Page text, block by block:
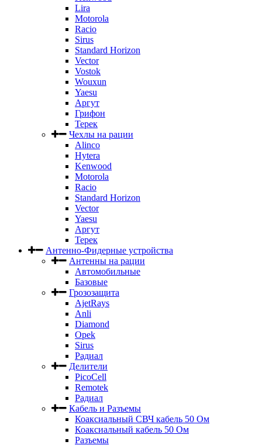
Lira
Motorola
Racio
Sirus
Standard Horizon
Vector
Vostok
Wouxun
Yaesu
Аргут
Грифон
Терек
Чехлы на рации
Alinco
Hytera
Kenwood
Motorola
Racio
Standard Horizon
Vector
Yaesu
Аргут
Терек
Антенно-Фидерные устройства
Антенны на рации
Автомобильные
Базовые
Грозозащита
AjetRays
Anli
Diamond
Opek
Sirus
Радиал
Делители
PicoCell
Remotek
Радиал
Кабель и Разъемы
Коаксиальный СВЧ кабель 50 Ом
Коаксиальный кабель 50 Ом
Разъемы